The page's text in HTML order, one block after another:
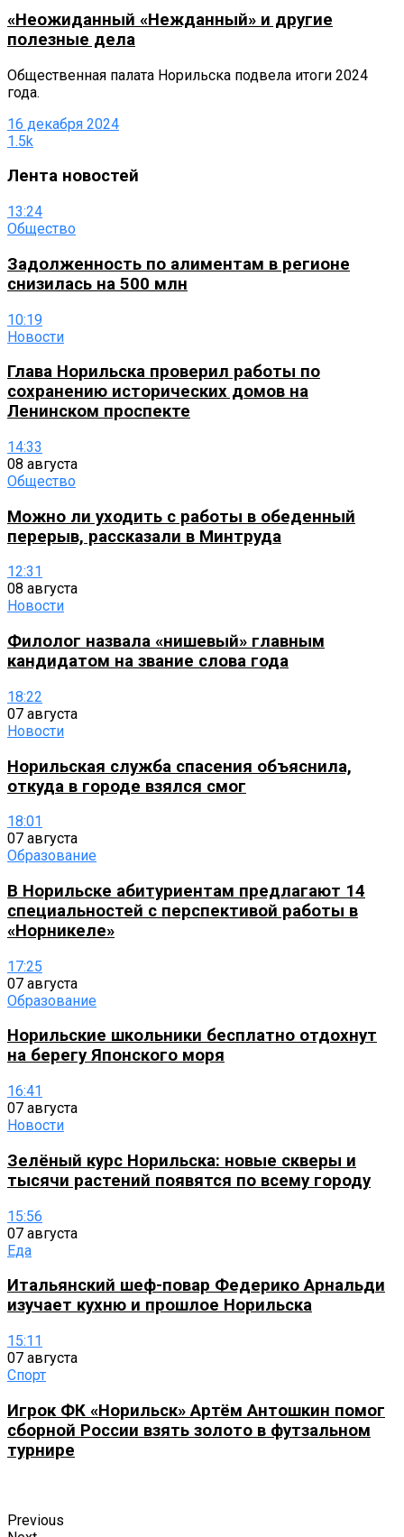
«Неожиданный «Нежданный» и другие
полезные дела
Общественная палата Норильска подвела итоги 2024
года.
16 декабря 2024
1.5k
Лента новостей
13:24
Общество
Задолженность по алиментам в регионе
снизилась на 500 млн
10:19
Новости
Глава Норильска проверил работы по
сохранению исторических домов на
Ленинском проспекте
14:33
08 августа
Общество
Можно ли уходить с работы в обеденный
перерыв, рассказали в Минтруда
12:31
08 августа
Новости
Филолог назвала «нишевый» главным
кандидатом на звание слова года
18:22
07 августа
Новости
Норильская служба спасения объяснила,
откуда в городе взялся смог
18:01
07 августа
Образование
В Норильске абитуриентам предлагают 14
специальностей с перспективой работы в
«Норникеле»
17:25
07 августа
Образование
Норильские школьники бесплатно отдохнут
на берегу Японского моря
16:41
07 августа
Новости
Зелёный курс Норильска: новые скверы и
тысячи растений появятся по всему городу
15:56
07 августа
Еда
Итальянский шеф-повар Федерико Арнальди
изучает кухню и прошлое Норильска
15:11
07 августа
Спорт
Игрок ФК «Норильск» Артём Антошкин помог
сборной России взять золото в футзальном
турнире
Previous